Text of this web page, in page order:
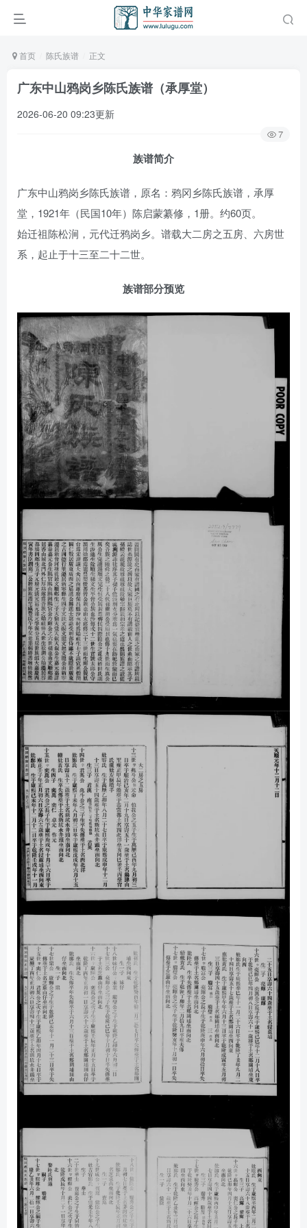
首页 陈氏族谱 正文
广东中山鸦岗乡陈氏族谱（承厚堂）
2026-06-20 09:23更新
7
族谱简介
广东中山鸦岗乡陈氏族谱，原名：鸦冈乡陈氏族谱，承厚
堂，1921年（民国10年）陈启蒙纂修，1册。约60页。
始迁祖陈松涧，元代迁鸦岗乡。谱载大二房之五房、六房世
系，起止于十三至二十二世。
族谱部分预览